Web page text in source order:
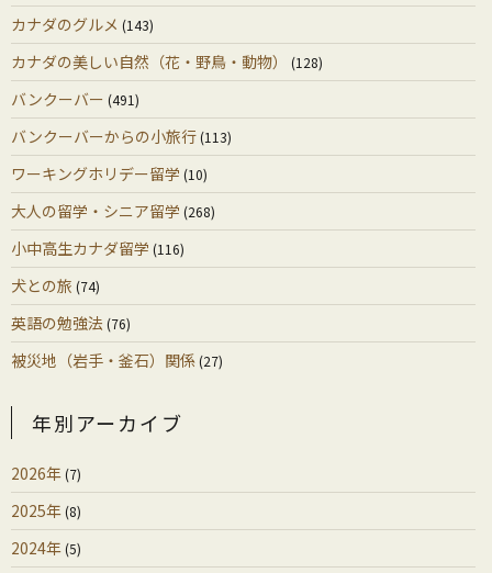
カナダのグルメ (143)
カナダの美しい自然（花・野鳥・動物） (128)
バンクーバー (491)
バンクーバーからの小旅行(113)
ワーキングホリデー留学 (10)
大人の留学・シニア留学 (268)
小中高生カナダ留学 (116)
犬との旅 (74)
英語の勉強法 (76)
被災地（岩手・釜石）関係(27)
年別アーカイブ
2026年(7)
2025年(8)
2024年(5)